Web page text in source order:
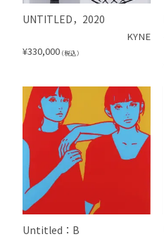
UNTITLED，2020
KYNE
¥330,000 （税込）
Untitled：B